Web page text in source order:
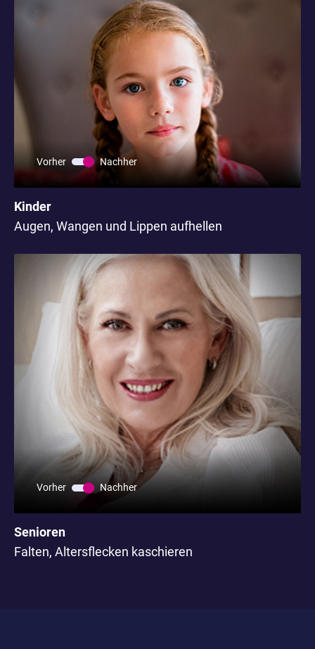
Vorher Nachher
Kinder
Augen, Wangen und Lippen aufhellen
Vorher Nachher
Senioren
Falten, Altersflecken kaschieren